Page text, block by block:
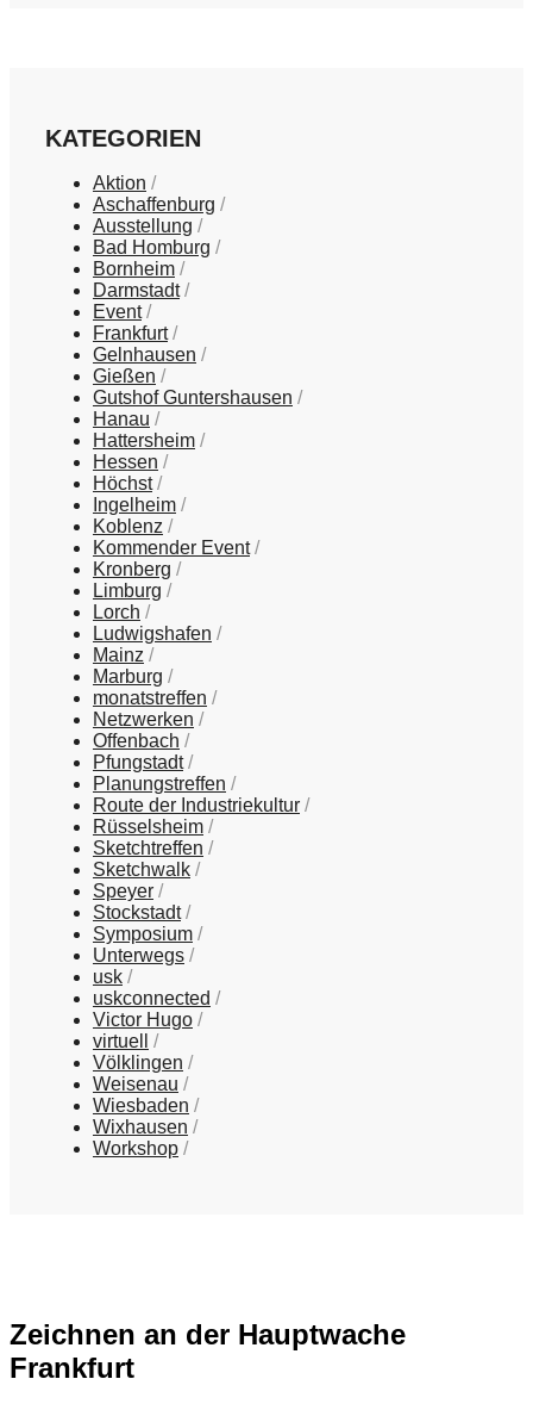
KATEGORIEN
Aktion
Aschaffenburg
Ausstellung
Bad Homburg
Bornheim
Darmstadt
Event
Frankfurt
Gelnhausen
Gießen
Gutshof Guntershausen
Hanau
Hattersheim
Hessen
Höchst
Ingelheim
Koblenz
Kommender Event
Kronberg
Limburg
Lorch
Ludwigshafen
Mainz
Marburg
monatstreffen
Netzwerken
Offenbach
Pfungstadt
Planungstreffen
Route der Industriekultur
Rüsselsheim
Sketchtreffen
Sketchwalk
Speyer
Stockstadt
Symposium
Unterwegs
usk
uskconnected
Victor Hugo
virtuell
Völklingen
Weisenau
Wiesbaden
Wixhausen
Workshop
Zeichnen an der Hauptwache
Frankfurt